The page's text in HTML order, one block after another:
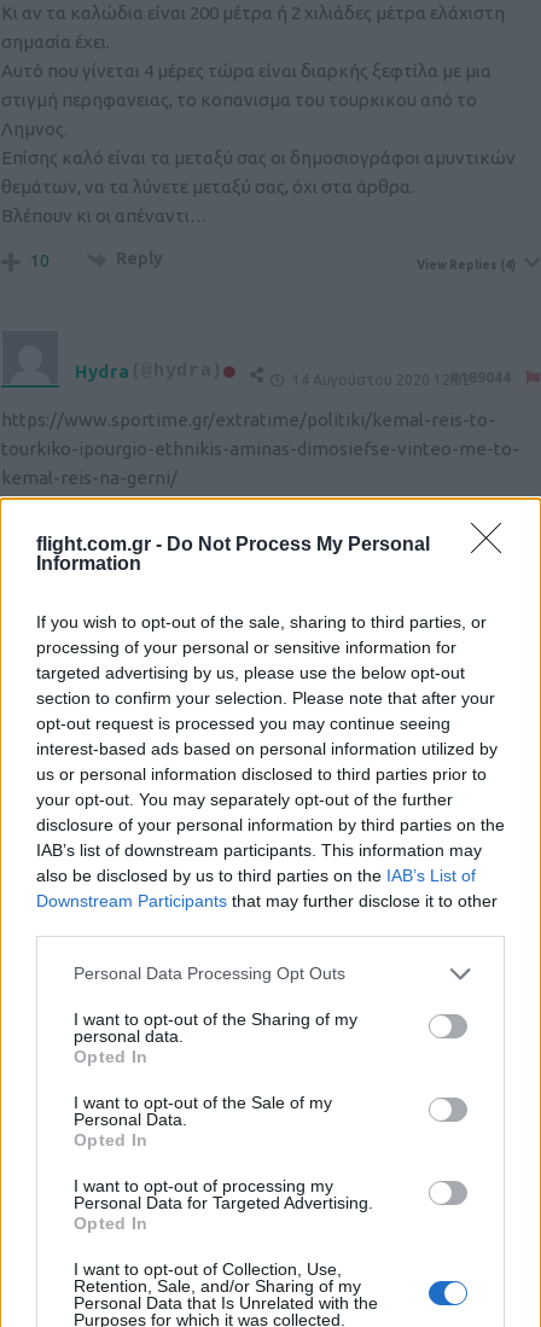
flight.com.gr - Do Not Process My Personal
Information
If you wish to opt-out of the sale, sharing to third parties, or
processing of your personal or sensitive information for
targeted advertising by us, please use the below opt-out
section to confirm your selection. Please note that after your
opt-out request is processed you may continue seeing
interest-based ads based on personal information utilized by
us or personal information disclosed to third parties prior to
your opt-out. You may separately opt-out of the further
disclosure of your personal information by third parties on the
IAB’s list of downstream participants. This information may
also be disclosed by us to third parties on the IAB’s List of
Downstream Participants that may further disclose it to other
Please note that this website/app uses one or more Google
not limited to your visit or usage behaviour. You may click to
grant or deny consent to Google and its third-party tags to
use your data for below specified purposes in below Google
consent section.
Personal Data Processing Opt Outs
I want to opt-out of the Sharing of my
personal data.
Opted In
I want to opt-out of the Sale of my
Personal Data.
Opted In
I want to opt-out of processing my
Personal Data for Targeted Advertising.
Opted In
I want to opt-out of Collection, Use,
Retention, Sale, and/or Sharing of my
Personal Data that Is Unrelated with the
Purposes for which it was collected.
Κι αν τα καλώδια είναι 200 μέτρα ή 2 χιλιάδες μέτρα ελάχιστη
σημασία έχει.
Αυτό που γίνεται 4 μέρες τώρα είναι διαρκής ξεφτίλα με μια
στιγμή περηφανειας, το κοπανισμα του τουρκικου από το
Λημνος.
Επίσης καλό είναι τα μεταξύ σας οι δημοσιογράφοι αμυντικών
θεμάτων, να τα λύνετε μεταξύ σας, όχι στα άρθρα.
Βλέπουν κι οι απέναντι…
10 Reply View Replies (4)
Hydra (@hydra) 14 Αυγούστου 2020 12:02
https://www.sportime.gr/extratime/politiki/kemal-reis-to-
tourkiko-ipourgio-ethnikis-aminas-dimosiefse-vinteo-me-to-
kemal-reis-na-gerni/
View Replies(1)
Trusted Member
14 Αυγούστου 2020 12:03
Θα έχει και σήμερα συνέχεια.
2 Reply
Mikros-hroas(@mikros-hroas)
Active Member
14 Αυγούστου 2020 12:05
#189046
To θέμα είναι η φρεγάτα και οι ικανότητες που έχει.
Τα γράφω αυτά για χρόνια Τα ξέρουμε; Όχι!
Ξέρουμε τι ικανότητες έχουν με την μεγάλη ισχύ στο
Με το να έχουν μόνο στροβίλους τζετ και όχι ντίζελ τι μπορούν
να κάνουν;
αιγαίο είναι οι S!
Οι ΜΕΚΟ όχι!
την μεγάλη στιγμιαία ταχύτητα που μπορούν να αναπτύξουν,
αποφεύγουν σχετικά εύκολα της τορπίλες υποβρυχίων.
κόλπα οι δικοί μας και τα καταφέρνουν να της αποφύγουν της
τορπίλες. Το πως δεν θα σας πω.